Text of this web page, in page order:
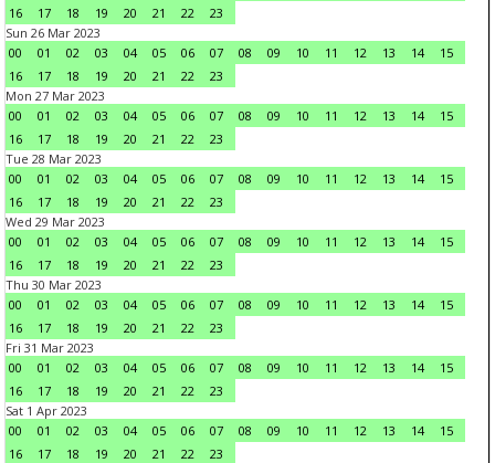
16
17 18 19 20 21 22
23
Sun 26 Mar 2023
00
01 02 03 04 05 06 07 08 09 10 11 12 13 14
15
16
17 18 19 20 21 22
23
Mon 27 Mar 2023
00
01 02 03 04 05 06 07 08 09 10 11 12 13 14
15
16
17 18 19 20 21 22
23
Tue 28 Mar 2023
00
01 02 03 04 05 06 07 08 09 10 11 12 13 14
15
16
17 18 19 20 21 22
23
Wed 29 Mar 2023
00
01 02 03 04 05 06 07 08 09 10 11 12 13 14
15
16
17 18 19 20 21 22
23
Thu 30 Mar 2023
00
01 02 03 04 05 06 07 08 09 10 11 12 13 14
15
16
17 18 19 20 21 22
23
Fri 31 Mar 2023
00
01 02 03 04 05 06 07 08 09 10 11 12 13 14
15
16
17 18 19 20 21 22
23
Sat 1 Apr 2023
00
01 02 03 04 05 06 07 08 09 10 11 12 13 14
15
16
17 18 19 20 21 22
23